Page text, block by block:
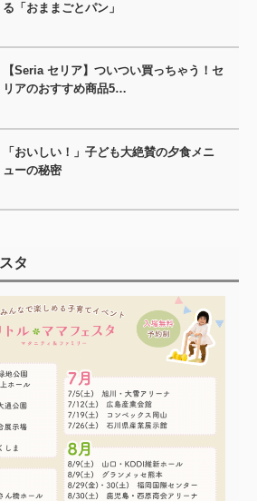
る「おままごとパン」
【Seria セリア】ついつい買っちゃう！セ
リアのおすすめ商品5…
「おいしい！」子ども大絶賛の夕食メニ
ューの秘密
タ